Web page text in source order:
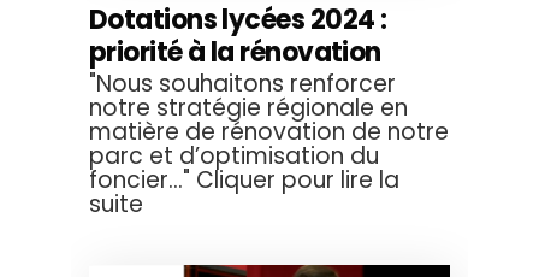
Dotations lycées 2024 :
priorité à la rénovation
"Nous souhaitons renforcer
notre stratégie régionale en
matière de rénovation de notre
parc et d’optimisation du
foncier..." Cliquer pour lire la
suite